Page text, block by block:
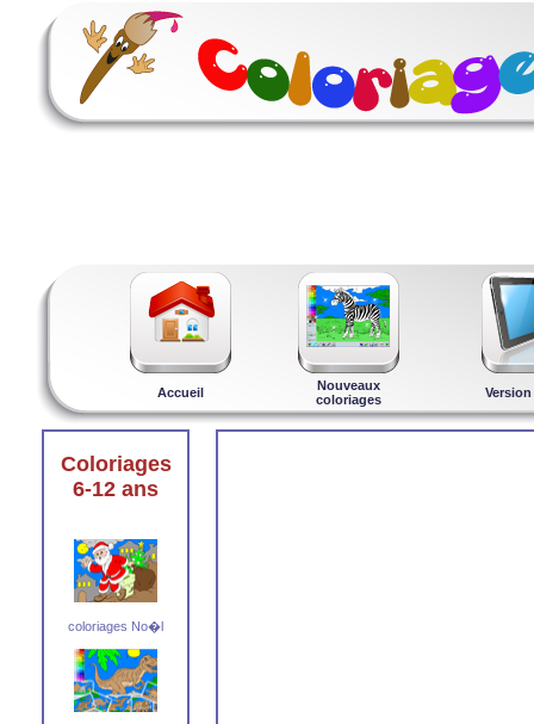
Accueil
Nouveaux
coloriages
Coloriages
6-12 ans
coloriages No�l